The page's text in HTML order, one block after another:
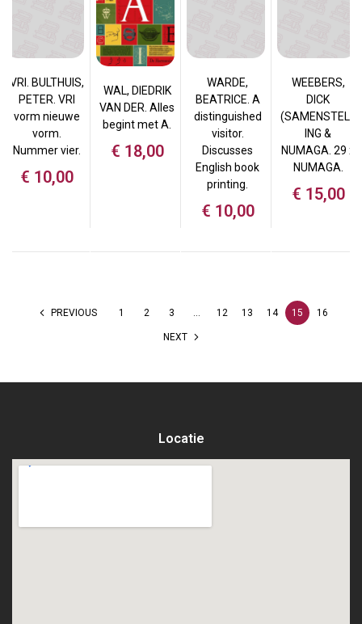
VRI. BULTHUIS,
PETER. VRI
vorm nieuwe
vorm.
Nummer vier.
€ 10,00
WAL, DIEDRIK
VAN DER. Alles
begint met A.
€ 18,00
WARDE,
BEATRICE. A
distinguished
visitor.
Discusses
English book
printing.
€ 10,00
WEEBERS,
DICK
(SAMENSTELL
ING &
NUMAGA. 29 x
NUMAGA.
€ 15,00
PREVIOUS 1 2 3 … 12 13 14 15 16
NEXT
Locatie